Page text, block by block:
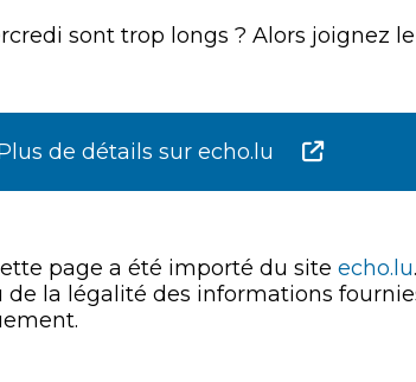
sont trop longs ? Alors joignez
de détails sur echo.lu
page a été importé du site echo.lu
de la légalité des informations